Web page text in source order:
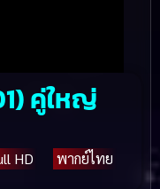
คู่ใหญ่
HD พากย์ไทย